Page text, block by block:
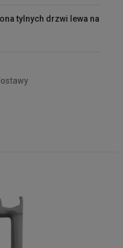
tylnych drzwi lewa na